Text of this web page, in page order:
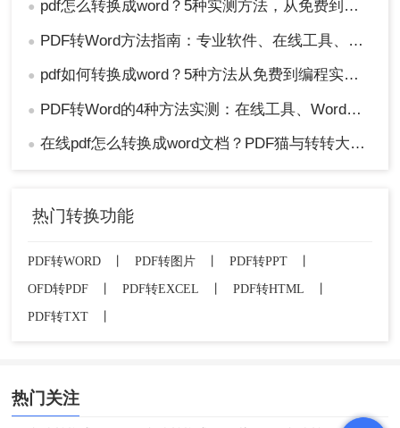
● pdf怎么转换成word？5种实测方法，从免费到专业全攻略！
● PDF转Word方法指南：专业软件、在线工具、Word内置与改后缀名4种方案对比！
● pdf如何转换成word？5种方法从免费到编程实测对比！
● PDF转Word的4种方法实测：在线工具、Word、Adobe与开源软件对比！！
● 在线pdf怎么转换成word文档？PDF猫与转转大师2种在线工具使用指南与功能对比！
热门转换功能
PDF转WORD PDF转图片 PDF转PPT
OFD转PDF
PDF转EXCEL PDF转HTML
PDF转TXT
热门关注